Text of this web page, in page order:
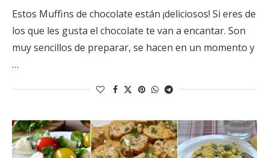
Estos Muffins de chocolate están ¡deliciosos! Si eres de
los que les gusta el chocolate te van a encantar. Son
muy sencillos de preparar, se hacen en un momento y
…